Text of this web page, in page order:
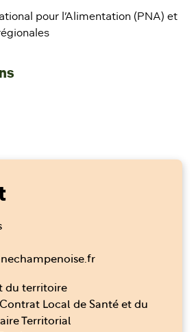
pour l’Alimentation (PNA) et
du territoire
Local de Santé et du
Territorial